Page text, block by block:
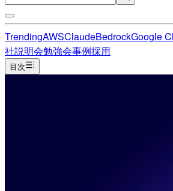
TrendingAWSClaudeBedrockGoogle
社説明会勉強会事例採用
目次